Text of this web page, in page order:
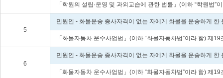
「학원의 설립·운영 및 과외교습에 관한 법률」(이하 “학원
5
민원인 - 화물운송 종사자격이 없는 자에게 화물을 운송하게
「화물자동차 운수사업법」(이하 “화물자동차법”이라 함) 제
6
민원인 - 화물운송 종사자격이 없는 자에게 화물을 운송하게
「화물자동차 운수사업법」(이하 “화물자동차법”이라 함) 제